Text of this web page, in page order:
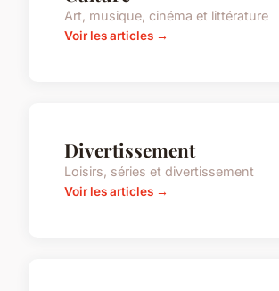
Art, musique, cinéma et littérature
Voir les articles →
Divertissement
Loisirs, séries et divertissement
Voir les articles →